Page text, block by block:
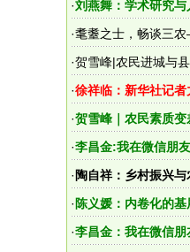
·刘燕舞：学术研究
·耄耋之士，畅谈三
·贺雪峰|农民进城与
·徐祥临：新华社记
·贺雪峰｜农民素质变
·李昌金:我在微信朋
· 陶自祥：乡村振兴
· 陈义媛：内卷化的
·李昌金：我在微信